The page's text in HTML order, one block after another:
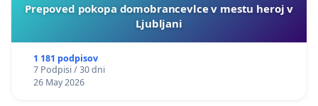
Prepoved pokopa domobrancevlce v mestu heroj v
Ljubljani
1 181 podpisov
7 Podpisi / 30 dni
26 May 2026